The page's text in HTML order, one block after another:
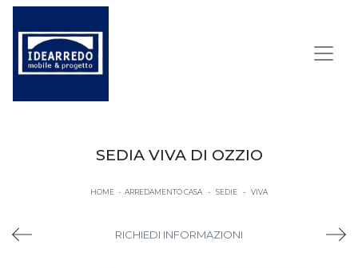
SEDIA VIVA DI OZZIO
HOME - ARREDAMENTO CASA - SEDIE - VIVA
RICHIEDI INFORMAZIONI